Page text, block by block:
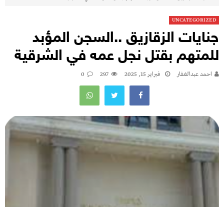
UNCATEGORIZED
جنايات الزقازيق ..السجن المؤبد
للمتهم بقتل نجل عمه في الشرقية
احمد عبدالغفار فبراير 15, 2025 297
0